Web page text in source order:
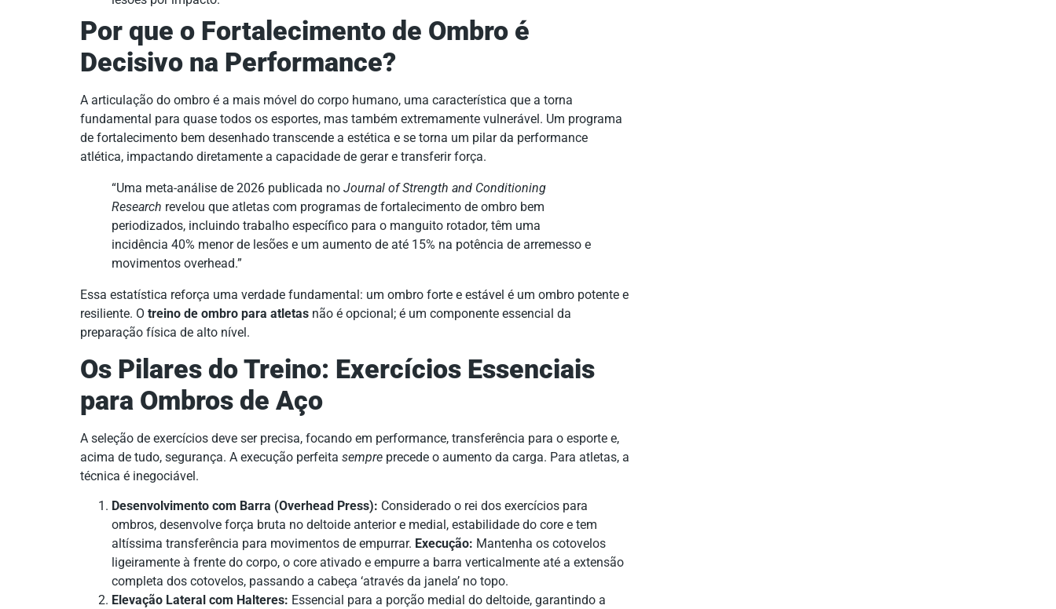
Por que o Fortalecimento de Ombro é
Decisivo na Performance?
A articulação do ombro é a mais móvel do corpo humano, uma característica que a torna
fundamental para quase todos os esportes, mas também extremamente vulnerável. Um programa
de fortalecimento bem desenhado transcende a estética e se torna um pilar da performance
atlética, impactando diretamente a capacidade de gerar e transferir força.
“Uma meta-análise de 2026 publicada no Journal of Strength and Conditioning
Research revelou que atletas com programas de fortalecimento de ombro bem
periodizados, incluindo trabalho específico para o manguito rotador, têm uma
incidência 40% menor de lesões e um aumento de até 15% na potência de arremesso e
movimentos overhead.”
Essa estatística reforça uma verdade fundamental: um ombro forte e estável é um ombro potente e
resiliente. O treino de ombro para atletas não é opcional; é um componente essencial da
preparação física de alto nível.
Os Pilares do Treino: Exercícios Essenciais
para Ombros de Aço
A seleção de exercícios deve ser precisa, focando em performance, transferência para o esporte e,
acima de tudo, segurança. A execução perfeita sempre precede o aumento da carga. Para atletas, a
técnica é inegociável.
Desenvolvimento com Barra (Overhead Press): Considerado o rei dos exercícios para
ombros, desenvolve força bruta no deltoide anterior e medial, estabilidade do core e tem
altíssima transferência para movimentos de empurrar. Execução: Mantenha os cotovelos
ligeiramente à frente do corpo, o core ativado e empurre a barra verticalmente até a extensão
completa dos cotovelos, passando a cabeça ‘através da janela’ no topo.
Elevação Lateral com Halteres: Essencial para a porção medial do deltoide, garantindo a